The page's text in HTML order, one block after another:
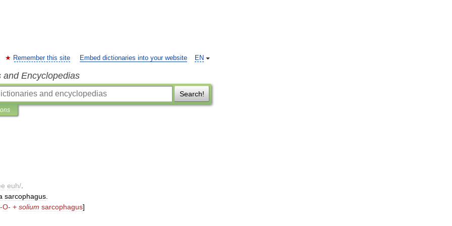
EN
Remember this site Embed dictionaries into your website
and Encyclopedias
Search!
euh/
sarcophagus
O- + solium sarcophagus]